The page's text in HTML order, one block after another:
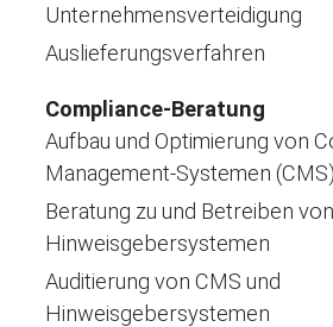
Unternehmensverteidigung
Auslieferungsverfahren
Compliance-Beratung
Aufbau und Optimierung von
Management-Systemen (CMS)
Beratung zu und Betreiben von
Hinweisgebersystemen
Auditierung von CMS und
Hinweisgebersystemen